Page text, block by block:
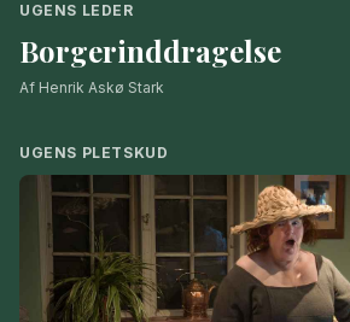
UGENS LEDER
Borgerinddragelse
Af Henrik Askø Stark
UGENS PLETSKUD